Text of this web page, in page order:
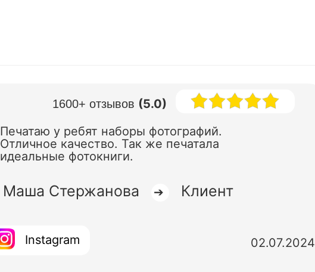
1600+ отзывов (5.0)
Печатаю у ребят наборы фотографий.
Отличное качество. Так же печатала
идеальные фотокниги.
Маша Стержанова ➔ Клиент
Instagram 02.07.2024